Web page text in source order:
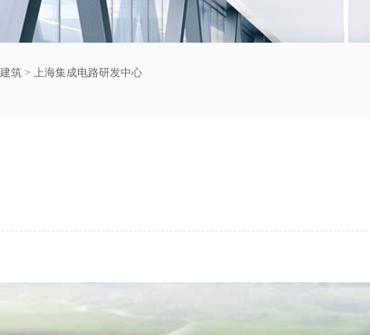
筑 > 上海集成电路研发中心